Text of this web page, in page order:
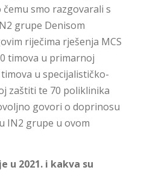
čemu smo razgovarali s
grupe Denisom
riječima rješenja MCS
timova u primarnoj
u specijalističko-
zaštiti te 70 poliklinika
govori o doprinosu
IN2 grupe u ovom
u 2021. i kakva su